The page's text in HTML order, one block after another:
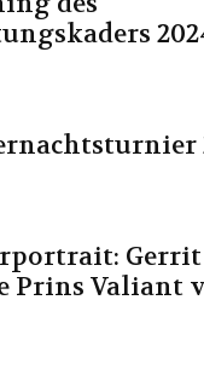
Gerrit
Prins Valiant